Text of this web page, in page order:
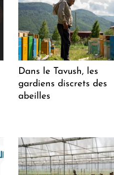
Dans le Tavush, les
gardiens discrets des
abeilles